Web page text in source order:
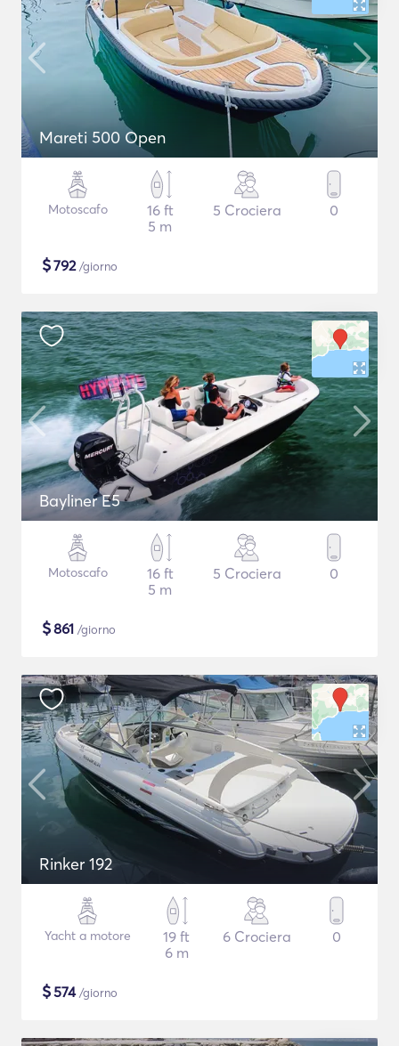
Mareti 500 Open
Motoscafo
16 ft
5 m
5 Crociera 0
$792/giorno
Bayliner E5
Motoscafo
16 ft
5 m
5 Crociera 0
$861 /giorno
Rinker 192
Yacht a motore
19 ft
6 m
6 Crociera 0
$574/giorno